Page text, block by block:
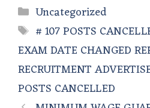
Categories
Uncategorized
Tags
# 107 POSTS
EXAM DATE CHANGED
RECRUITMENT
POSTS CANCELLED